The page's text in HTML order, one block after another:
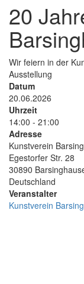
20
Untertitel
Wir feiern in der
Art
der
Veranstaltung
Ausstellung
Datum
20.06.2026
Uhrzeit
14:00 - 21:00
Adresse
Kunstverein
Egestorfer Str. 28
30890
Deutschland
Veranstalter
Kunstverein